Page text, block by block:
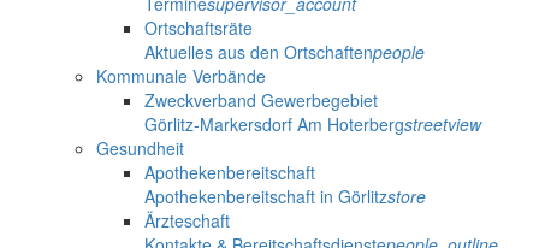
Ortschaftsräte
Aktuelles aus den Ortschaftenpeople
Kommunale Verbände
Zweckverband Gewerbegebiet
Görlitz-Markersdorf Am Hoterbergstreetview
Gesundheit
Apothekenbereitschaft
Apothekenbereitschaft in Görlitzstore
Ärzteschaft